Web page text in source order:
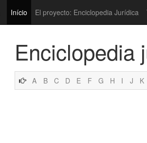
Início El proyecto: Enciclopedia Jurídica
Enciclopedia
A B C D E F G H I J K